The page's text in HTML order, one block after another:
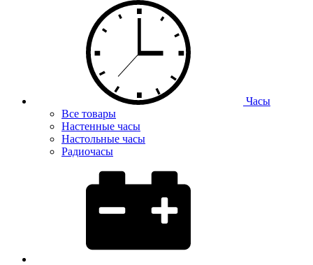
Часы
Все товары
Настенные часы
Настольные часы
Радиочасы